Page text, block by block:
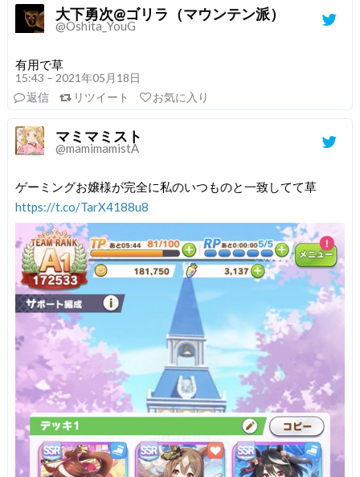
大下勇次@ゴリラ（マウンテン派）
@Oshita_YouG
有用で草
15:43 – 2021年05月18日
返信
リツイート お気に入り
マミマミスト
@mamimamistA
ゲーミングお嬢様が完全に私のいつものと一致してて草
https://t.co/TarX4188u8